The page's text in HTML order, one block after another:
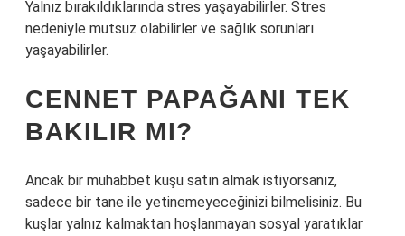
Yalnız bırakıldıklarında stres yaşayabilirler. Stres
nedeniyle mutsuz olabilirler ve sağlık sorunları
yaşayabilirler.
CENNET PAPAĞANI TEK
BAKILIR MI?
Ancak bir muhabbet kuşu satın almak istiyorsanız,
sadece bir tane ile yetinemeyeceğinizi bilmelisiniz. Bu
kuşlar yalnız kalmaktan hoşlanmayan sosyal yaratıklar